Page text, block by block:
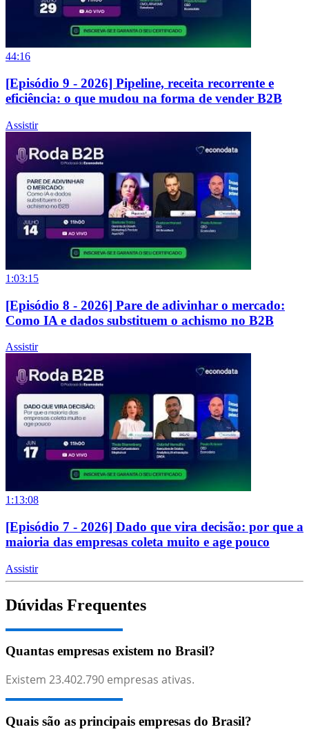
44:16
[Episódio 9 - 2026] Pipeline, receita recorrente e
eficiência: o que mudou na forma de vender B2B
Assistir
1:03:15
[Episódio 8 - 2026] Pare de adivinhar o mercado:
Como IA e dados substituem o achismo no B2B
Assistir
1:13:08
[Episódio 7 - 2026] Dado que vira decisão: por que a
maioria das empresas coleta muito e age pouco
Assistir
Dúvidas Frequentes
Quantas empresas existem no Brasil?
Existem 23.402.790 empresas ativas.
Quais são as principais empresas do Brasil?